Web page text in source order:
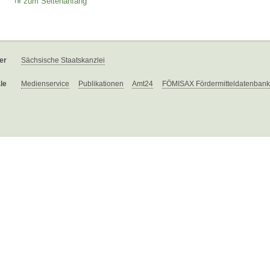
Sächsische Staatskanzlei
Medienservice Publikationen Amt24 FÖMISAX Fördermitteldatenbank